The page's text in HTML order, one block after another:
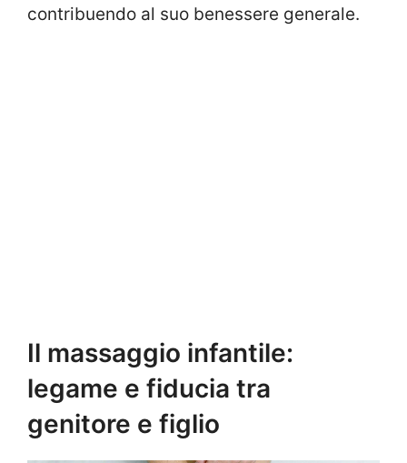
contribuendo al suo benessere generale.
Il massaggio infantile:
legame e fiducia tra
genitore e figlio